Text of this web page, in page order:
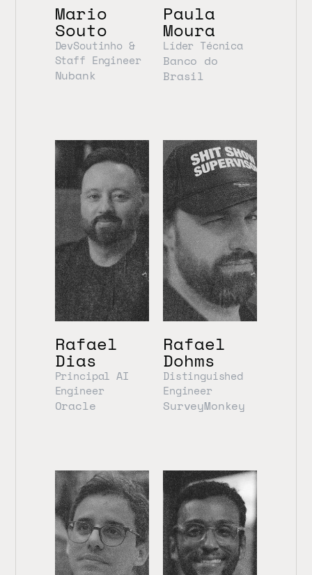
Mario
Souto
DevSoutinho &
Staff Engineer
Nubank
Paula
Moura
Líder Técnica
Banco do
Brasil
Rafael
Dias
Principal AI
Engineer
Oracle
Rafael
Dohms
Distinguished
Engineer
SurveyMonkey